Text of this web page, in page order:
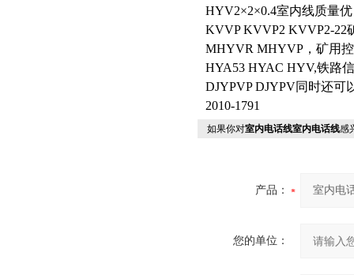
HYV2×2×0.4室内线质量
KVVP KVVP2 KVVP2-22
MHYVR MHYVP，矿用
HYA53 HYAC HYV,铁路
DJYPVP DJYPV同时还可
2010-1791
如果你对室内电话线室内电话线感
产品：
您的单位：